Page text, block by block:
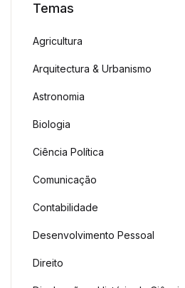
Temas
Agricultura
Arquitectura & Urbanismo
Astronomia
Biologia
Ciência Política
Comunicação
Contabilidade
Desenvolvimento Pessoal
Direito